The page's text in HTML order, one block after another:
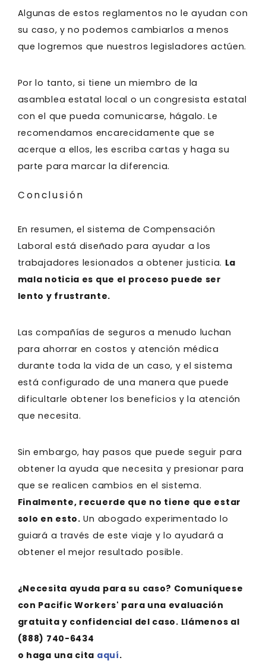
Algunas de estos reglamentos no le ayudan con
su caso, y no podemos cambiarlos a menos
que logremos que nuestros legisladores actúen.
Por lo tanto, si tiene un miembro de la
asamblea estatal local o un congresista estatal
con el que pueda comunicarse, hágalo. Le
recomendamos encarecidamente que se
acerque a ellos, les escriba cartas y haga su
parte para marcar la diferencia.
Conclusión
En resumen, el sistema de Compensación
Laboral está diseñado para ayudar a los
trabajadores lesionados a obtener justicia. La
mala noticia es que el proceso puede ser
lento y frustrante.
Las compañías de seguros a menudo luchan
para ahorrar en costos y atención médica
durante toda la vida de un caso, y el sistema
está configurado de una manera que puede
dificultarle obtener los beneficios y la atención
que necesita.
Sin embargo, hay pasos que puede seguir para
obtener la ayuda que necesita y presionar para
que se realicen cambios en el sistema.
Finalmente, recuerde que no tiene que estar
solo en esto. Un abogado experimentado lo
guiará a través de este viaje y lo ayudará a
obtener el mejor resultado posible.
¿Necesita ayuda para su caso? Comuníquese
con Pacific Workers' para una evaluación
gratuita y confidencial del caso. Llámenos al
(888) 740-6434
o haga una cita aquí.